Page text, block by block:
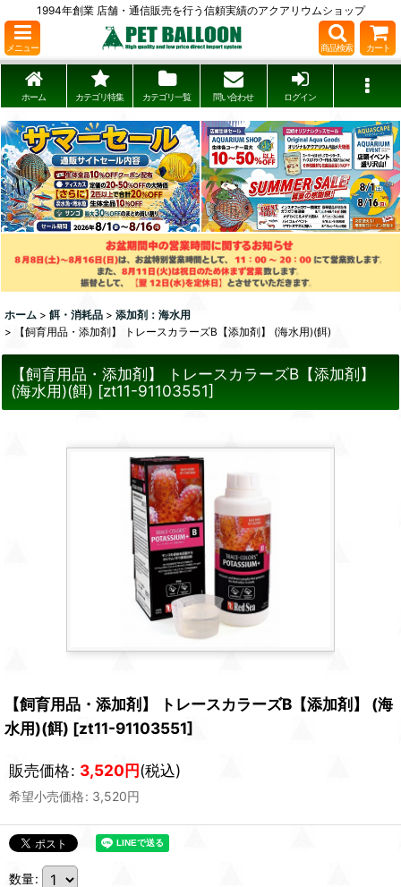
1994年創業 店舗・通信販売を行う信頼実績のアクアリウムショップ
メニュー 商品検索 カート
ホーム カテゴリ特集 カテゴリ一覧 問い合わせ ログイン
ホーム > 餌・消耗品 > 添加剤：海水用
>
【飼育用品・添加剤】 トレースカラーズB【添加剤】 (海水用)(餌)
【飼育用品・添加剤】 トレースカラーズB【添加剤】
(海水用)(餌) [zt11-91103551]
【飼育用品・添加剤】 トレースカラーズB【添加剤】 (海
水用)(餌) [zt11-91103551]
販売価格: 3,520円(税込)
希望小売価格: 3,520円
数量: